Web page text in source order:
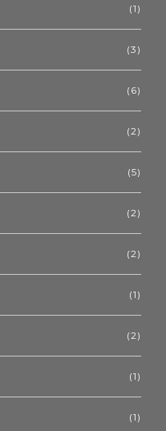
(1)
(3)
(6)
(2)
(5)
(2)
(2)
(1)
(2)
(1)
(1)